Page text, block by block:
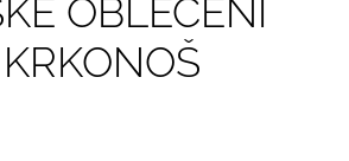
OBLEČENÍ